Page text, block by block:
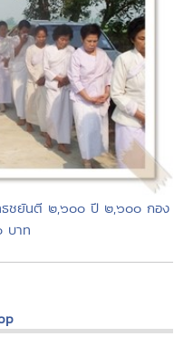
ชยันตี ๒,๖๐๐ ปี ๒,๖๐๐ กอง
บาท